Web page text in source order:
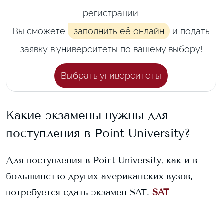
регистрации.
Вы сможете
заполнить её онлайн
и подать
заявку в университеты по вашему выбору!
Выбрать университеты
Какие экзамены нужны для
поступления в Point University?
Для поступления в Point University, как и в
большинство других американских вузов,
потребуется сдать экзамен SAT. SAT